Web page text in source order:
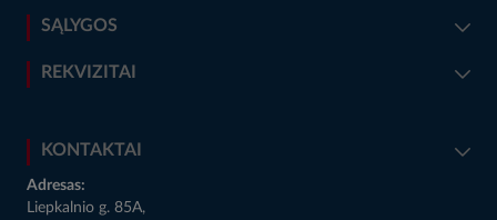
SĄLYGOS
REKVIZITAI
KONTAKTAI
Adresas:
Liepkalnio g. 85A,